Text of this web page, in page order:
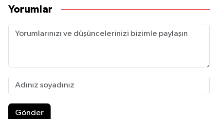
Yorumlar
Gönder